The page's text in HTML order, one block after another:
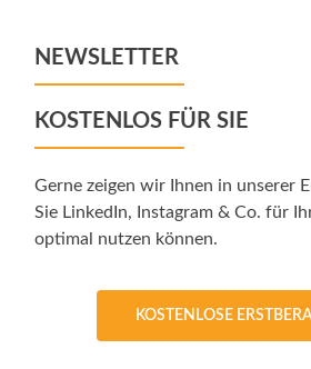
NEWSLETTER
KOSTENLOS FÜR SIE
Gerne zeigen wir Ihnen in unserer
Sie LinkedIn, Instagram & Co. für
optimal nutzen können.
KOSTENLOSE